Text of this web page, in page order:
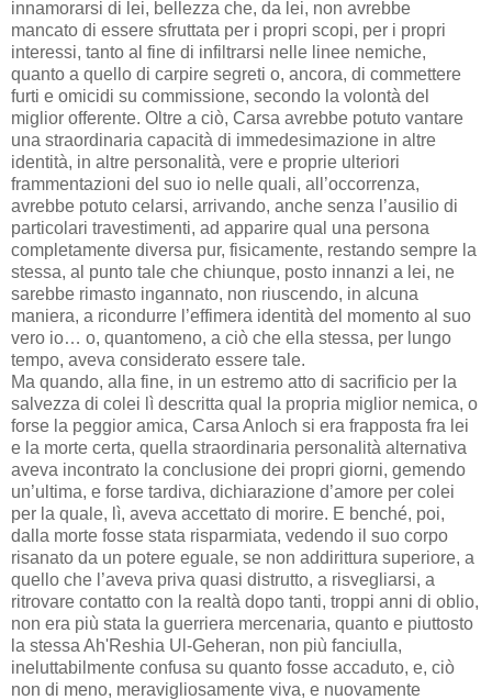
innamorarsi di lei, bellezza che, da lei, non avrebbe
mancato di essere sfruttata per i propri scopi, per i propri
interessi, tanto al fine di infiltrarsi nelle linee nemiche,
quanto a quello di carpire segreti o, ancora, di commettere
furti e omicidi su commissione, secondo la volontà del
miglior offerente. Oltre a ciò, Carsa avrebbe potuto vantare
una straordinaria capacità di immedesimazione in altre
identità, in altre personalità, vere e proprie ulteriori
frammentazioni del suo io nelle quali, all’occorrenza,
avrebbe potuto celarsi, arrivando, anche senza l’ausilio di
particolari travestimenti, ad apparire qual una persona
completamente diversa pur, fisicamente, restando sempre la
stessa, al punto tale che chiunque, posto innanzi a lei, ne
sarebbe rimasto ingannato, non riuscendo, in alcuna
maniera, a ricondurre l’effimera identità del momento al suo
vero io… o, quantomeno, a ciò che ella stessa, per lungo
tempo, aveva considerato essere tale.
Ma quando, alla fine, in un estremo atto di sacrificio per la
salvezza di colei lì descritta qual la propria miglior nemica, o
forse la peggior amica, Carsa Anloch si era frapposta fra lei
e la morte certa, quella straordinaria personalità alternativa
aveva incontrato la conclusione dei propri giorni, gemendo
un’ultima, e forse tardiva, dichiarazione d’amore per colei
per la quale, lì, aveva accettato di morire. E benché, poi,
dalla morte fosse stata risparmiata, vedendo il suo corpo
risanato da un potere eguale, se non addirittura superiore, a
quello che l’aveva priva quasi distrutto, a risvegliarsi, a
ritrovare contatto con la realtà dopo tanti, troppi anni di oblio,
non era più stata la guerriera mercenaria, quanto e piuttosto
la stessa Ah'Reshia Ul-Geheran, non più fanciulla,
ineluttabilmente confusa su quanto fosse accaduto, e, ciò
non di meno, meravigliosamente viva, e nuovamente